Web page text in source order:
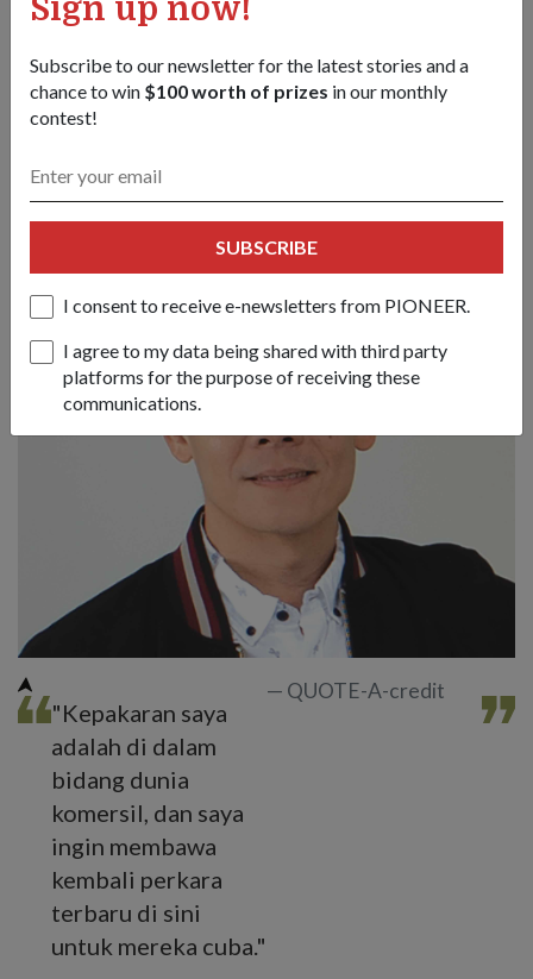
Sign up now!
Subscribe to our newsletter for the latest stories and a
chance to win $100 worth of prizes in our monthly
contest!
SUBSCRIBE
I consent to receive e-newsletters from PIONEER.
I agree to my data being shared with third party
platforms for the purpose of receiving these
communications.
"Ia bukan hanya pertunjukan tarian, tetapi cerita yang
mengkoreografi persembahan ini kerana apabila anda
memahami bagaimana skrin berfungsi, anda boleh
merekabentuk pergerakan (untuk melengkapkan kesan pada
"Kepakaran saya
adalah di dalam
bidang dunia
komersil, dan saya
ingin membawa
kembali perkara
terbaru di sini
untuk mereka cuba."
QUOTE-A-credit